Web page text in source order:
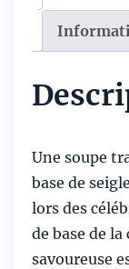
Une soupe
base de
lors des
de base de
savoureuse